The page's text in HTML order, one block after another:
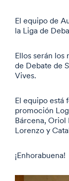
El equipo de
la Liga de
Ellos serán los
de Debate de
Vives.
El equipo está
promoción
Bárcena,
Lorenzo y
¡Enhorabuena!